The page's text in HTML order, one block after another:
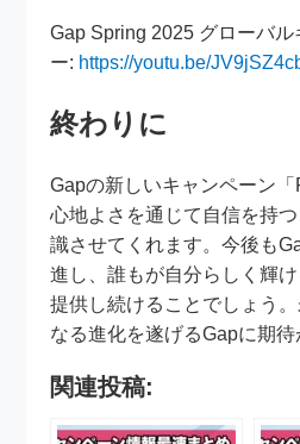
Gap Spring 2025 グローバ
ー: https://youtu.be/
終わりに
Gapの新しいキャンペーン「
心地よさを通じて自信を持
識させてくれます。今後も
進し、誰もが自分らしく輝
提供し続けることでしょう
なる進化を遂げるGapに期待
関連投稿: